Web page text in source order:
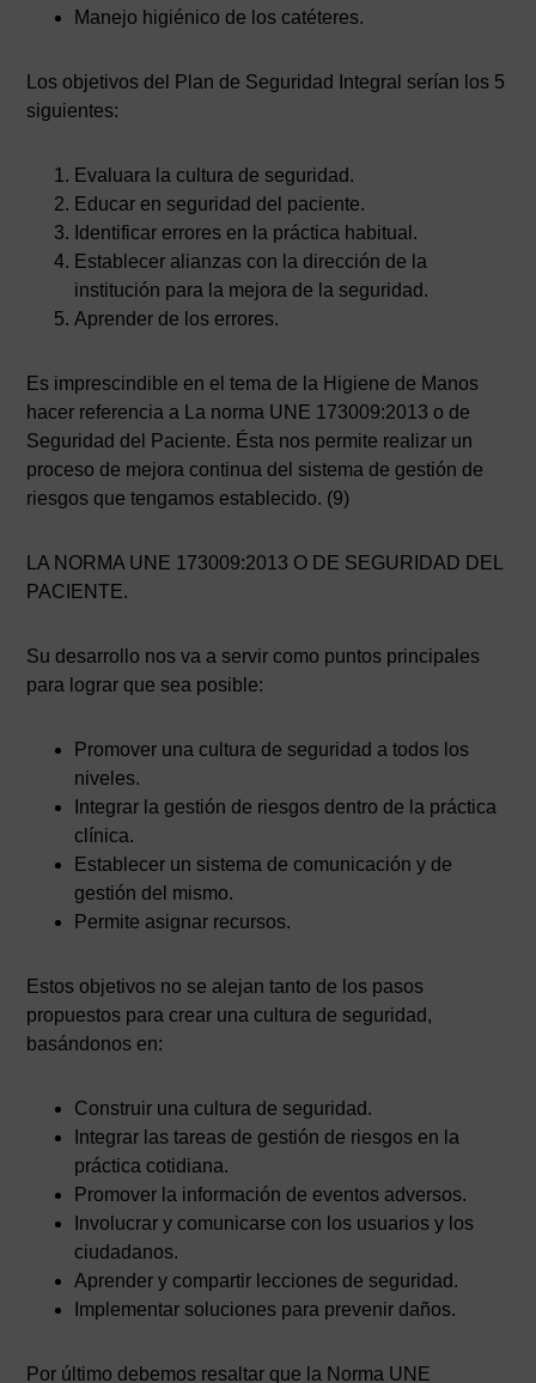
Manejo higiénico de los catéteres.
Los objetivos del Plan de Seguridad Integral serían los 5
siguientes:
Evaluara la cultura de seguridad.
Educar en seguridad del paciente.
Identificar errores en la práctica habitual.
Establecer alianzas con la dirección de la
institución para la mejora de la seguridad.
Aprender de los errores.
Es imprescindible en el tema de la Higiene de Manos
hacer referencia a La norma UNE 173009:2013 o de
Seguridad del Paciente. Ésta nos permite realizar un
proceso de mejora continua del sistema de gestión de
riesgos que tengamos establecido. (9)
LA NORMA UNE 173009:2013 O DE SEGURIDAD DEL
PACIENTE.
Su desarrollo nos va a servir como puntos principales
para lograr que sea posible:
Promover una cultura de seguridad a todos los
niveles.
Integrar la gestión de riesgos dentro de la práctica
clínica.
Establecer un sistema de comunicación y de
gestión del mismo.
Permite asignar recursos.
Estos objetivos no se alejan tanto de los pasos
propuestos para crear una cultura de seguridad,
basándonos en:
Construir una cultura de seguridad.
Integrar las tareas de gestión de riesgos en la
práctica cotidiana.
Promover la información de eventos adversos.
Involucrar y comunicarse con los usuarios y los
ciudadanos.
Aprender y compartir lecciones de seguridad.
Implementar soluciones para prevenir daños.
Por último debemos resaltar que la Norma UNE